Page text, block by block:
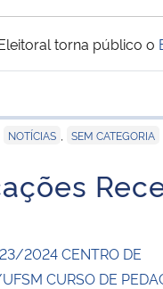
torna público o
NOTÍCIAS SEM CATEGORIA
2024 CENTRO DE
CURSO DE